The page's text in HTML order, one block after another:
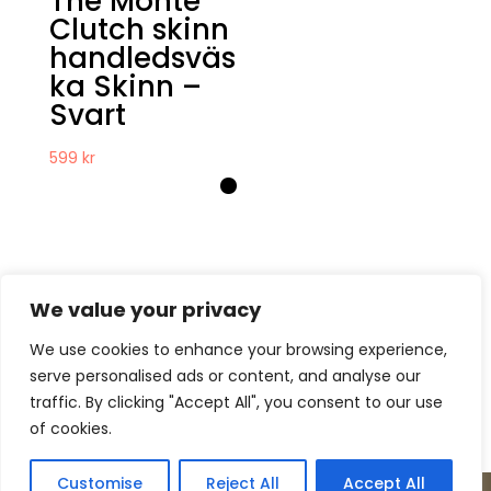
We value your privacy
We use cookies to enhance your browsing experience,
serve personalised ads or content, and analyse our
traffic. By clicking "Accept All", you consent to our use
of cookies.
Customise Reject All Accept All
Clutch skinn
handledsväs
ka Skinn –
Svart
599 kr
Kontakt Om oss
Köpvillkor
Retur – Reklamation
GDPR & Cookies